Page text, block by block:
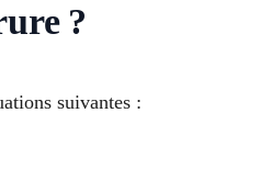
?
suivantes :